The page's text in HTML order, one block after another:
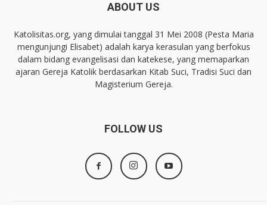
ABOUT US
Katolisitas.org, yang dimulai tanggal 31 Mei 2008 (Pesta Maria
mengunjungi Elisabet) adalah karya kerasulan yang berfokus
dalam bidang evangelisasi dan katekese, yang memaparkan
ajaran Gereja Katolik berdasarkan Kitab Suci, Tradisi Suci dan
Magisterium Gereja.
FOLLOW US